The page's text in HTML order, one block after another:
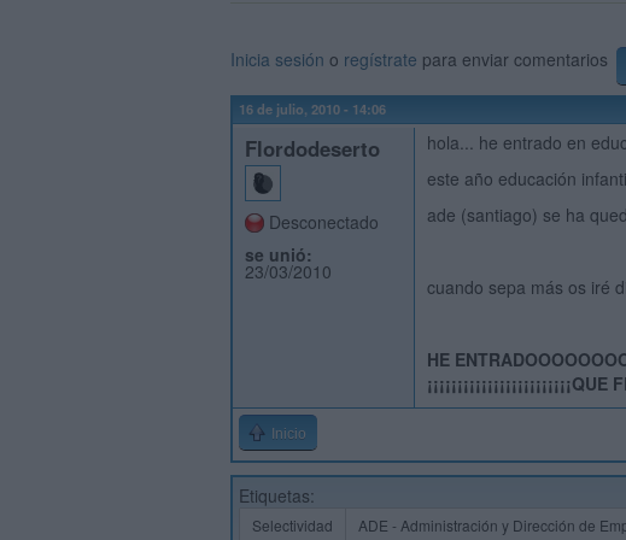
Inicia sesión o regístrate para enviar comentarios
16 de julio, 2010 - 14:06
Flordodeserto
Desconectado
se unió:
23/03/2010
hola... he entrado en
este año educación
ade (santiago) se ha
cuando sepa más os iré
HE
Inicio
Etiquetas:
Selectividad ADE - Administración y Dirección de